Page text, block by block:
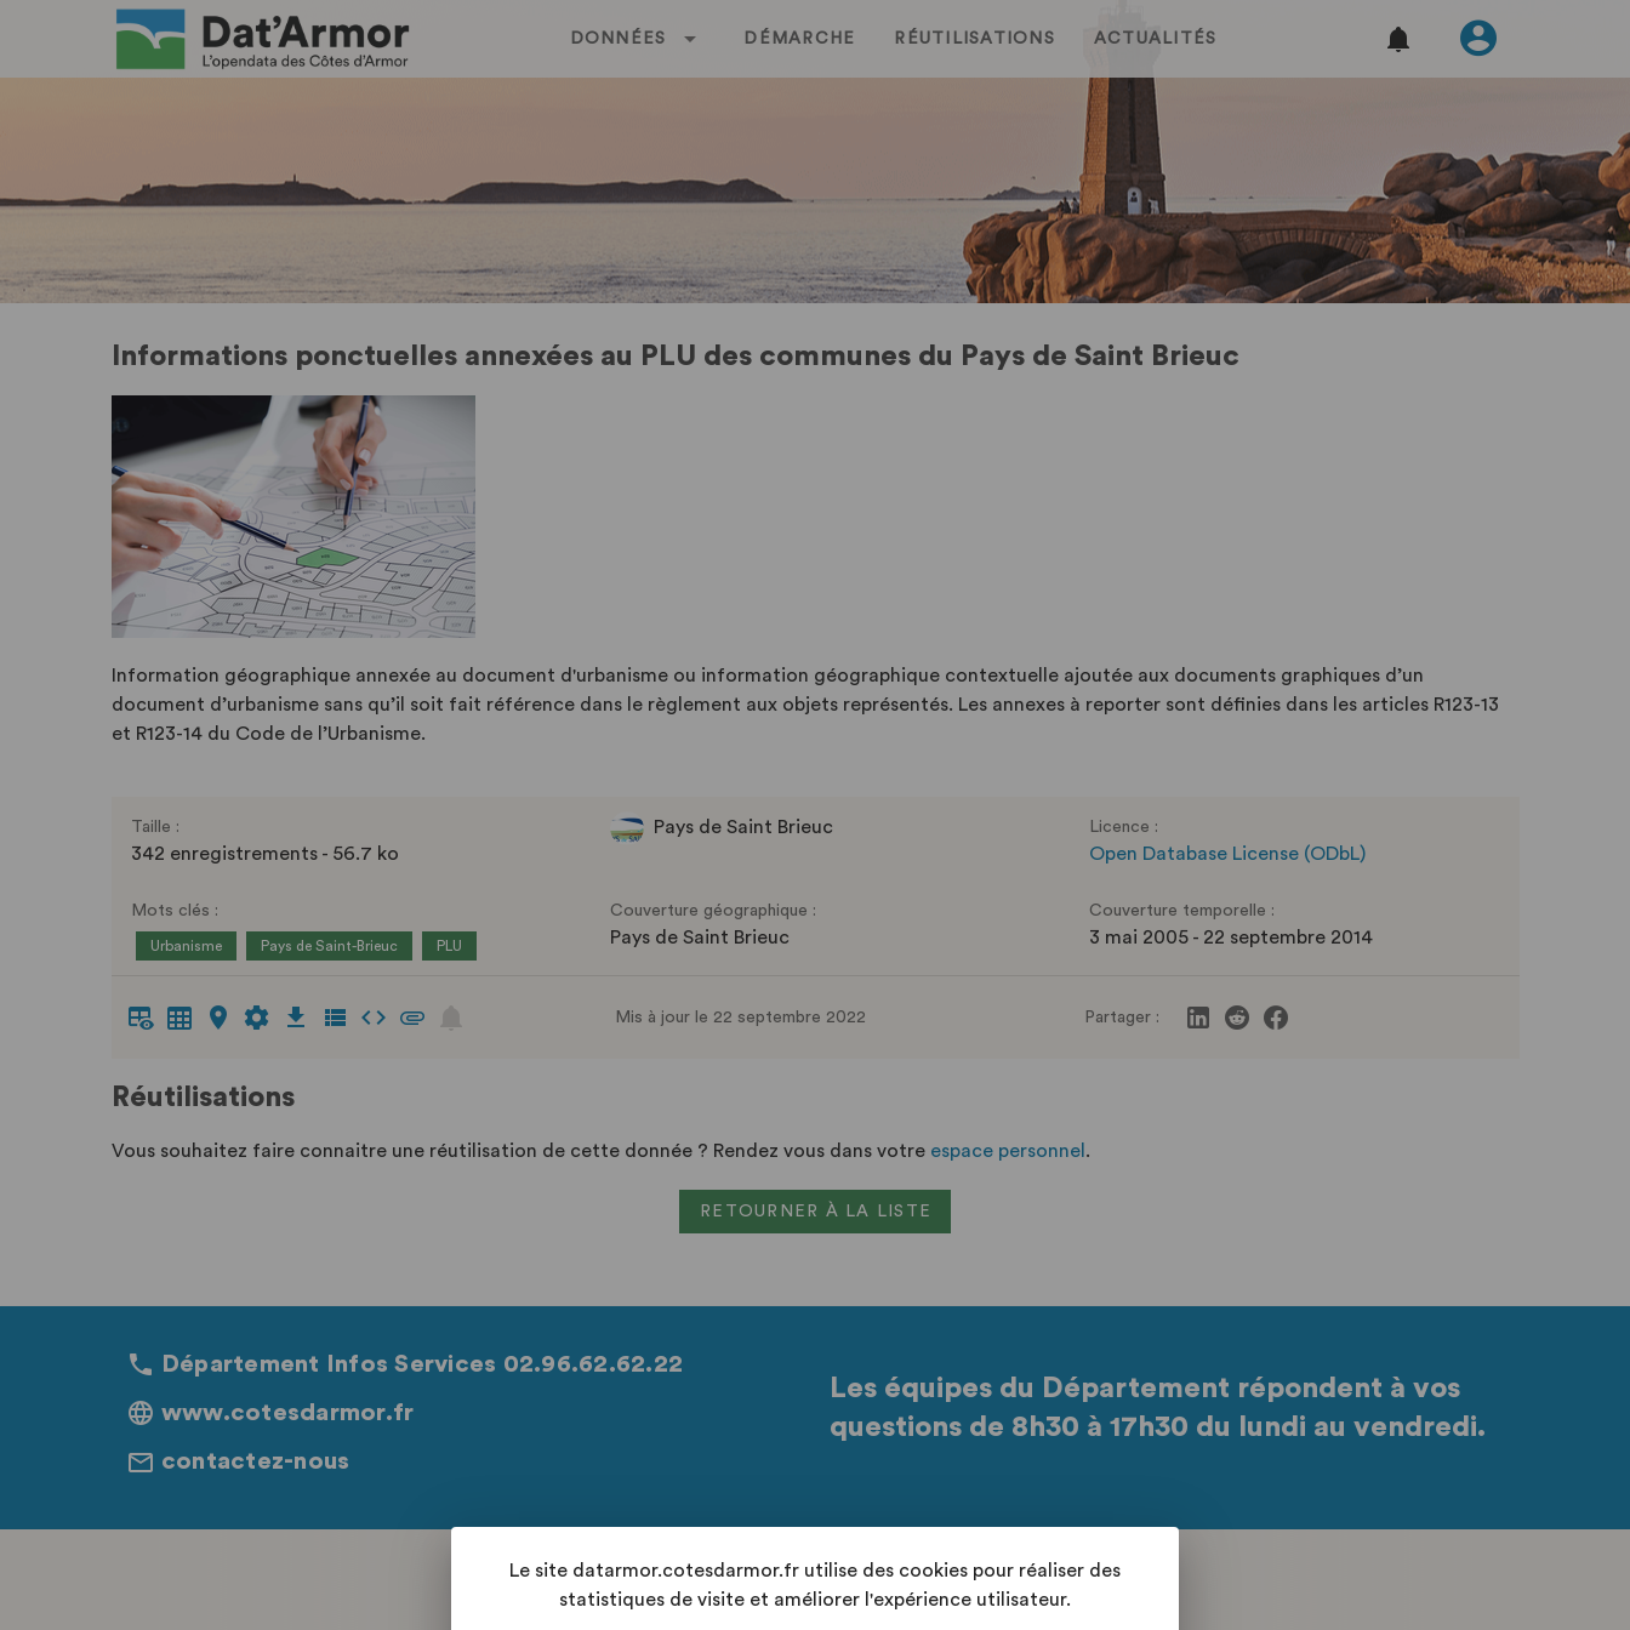
DONNÉES DÉMARCHE RÉUTILISATIONS ACTUALITÉS
Informations ponctuelles annexées au PLU des communes du Pays de Saint Brieuc
Information géographique annexée au document d'urbanisme ou information géographique contextuelle ajoutée aux documents graphiques d’un
document d’urbanisme sans qu’il soit fait référence dans le règlement aux objets représentés. Les annexes à reporter sont définies dans les articles R123-13
et R123-14 du Code de l’Urbanisme.
Taille :
342 enregistrements - 56.7 ko
Pays de Saint Brieuc Licence :
Open Database License (ODbL)
Mots clés :
Urbanisme Pays de Saint-Brieuc PLU
Couverture géographique :
Pays de Saint Brieuc
Couverture temporelle :
3 mai 2005 - 22 septembre 2014
Mis à jour le 22 septembre 2022 Partager :
Réutilisations
Vous souhaitez faire connaitre une réutilisation de cette donnée ? Rendez vous dans votre espace personnel .
RETOURNER À LA LISTE
Département Infos Services 02.96.62.62.22
www.cotesdarmor.fr
contactez-nous
Les équipes du Département répondent à vos
questions de 8h30 à 17h30 du lundi au vendredi.
Retrouvez-nous sur les réseaux sociaux
Le site datarmor.cotesdarmor.fr utilise des cookies pour réaliser des
statistiques de visite et améliorer l'expérience utilisateur.